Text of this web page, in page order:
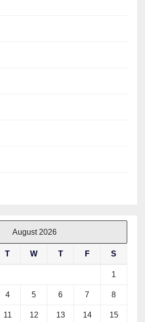
August 2026
T W T F S
1
4 5 6 7 8
11 12 13 14 15